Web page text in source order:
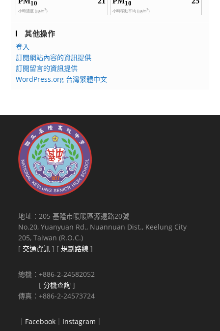
其他操作
登入
訂閱網站內容的資訊提供
訂閱留言的資訊提供
WordPress.org 台灣繁體中文
地址：205 基隆市暖暖區源遠路20號
No.20, Yuanyuan Rd., Nuannuan Dist., Keelung City
205, Taiwan (R.O.C.)
[ 交通資訊 ] [規劃路線 ]
總機：+886-2-24582052
[分機查詢 ]
傳真：+886-2-24573724
｜ Facebook ｜ Instagram ｜